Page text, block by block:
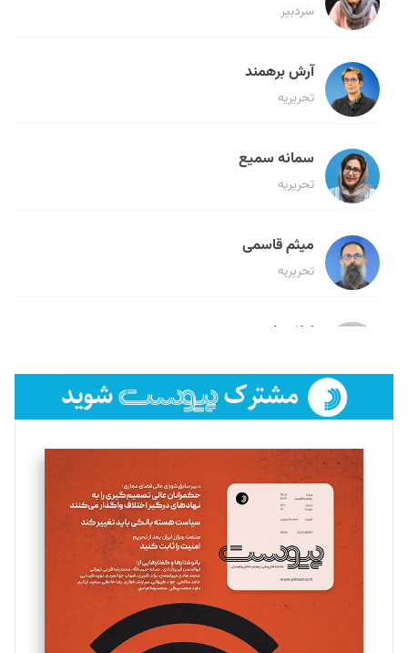
سردبیر
آرش برهمند
تحریریه
سمانه سمیع
تحریریه
میثم قاسمی
تحریریه
لیلا حنارود
فائزه فتحی رستمی
تحریریه
سروش کرمیان
تحریریه
مینا پاکدل